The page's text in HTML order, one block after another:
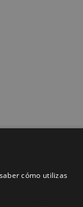
cómo utilizas